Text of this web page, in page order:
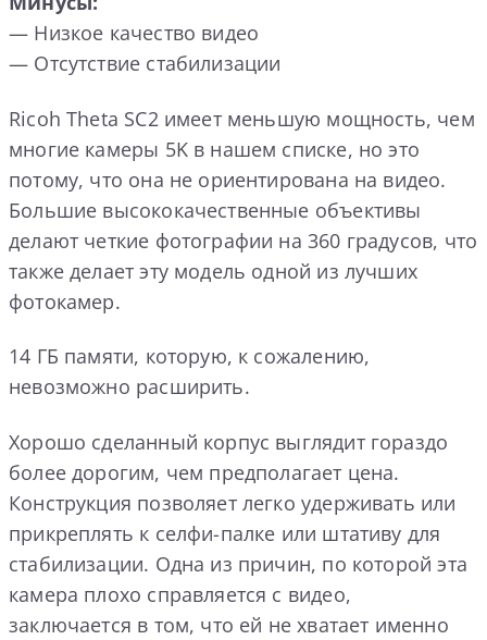
— Низкое качество видео
— Отсутствие стабилизации
Ricoh Theta SC2 имеет меньшую мощность, чем
многие камеры 5K в нашем списке, но это
потому, что она не ориентирована на видео.
Большие высококачественные объективы
делают четкие фотографии на 360 градусов, что
также делает эту модель одной из лучших
фотокамер.
14 ГБ памяти, которую, к сожалению,
невозможно расширить.
Хорошо сделанный корпус выглядит гораздо
более дорогим, чем предполагает цена.
Конструкция позволяет легко удерживать или
прикреплять к селфи-палке или штативу для
стабилизации. Одна из причин, по которой эта
камера плохо справляется с видео,
заключается в том, что ей не хватает именно